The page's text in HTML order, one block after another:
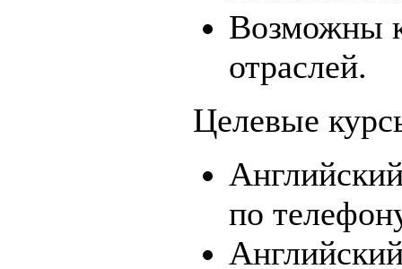
Возможны
отраслей.
Целевые
по